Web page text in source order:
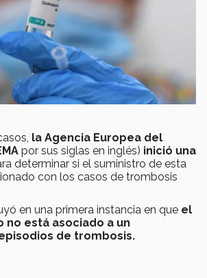
la Agencia Europea del
por sus siglas en inglés) inició una
determinar si el suministro de esta
con los casos de trombosis
en una primera instancia en que el
no está asociado a un
de trombosis.